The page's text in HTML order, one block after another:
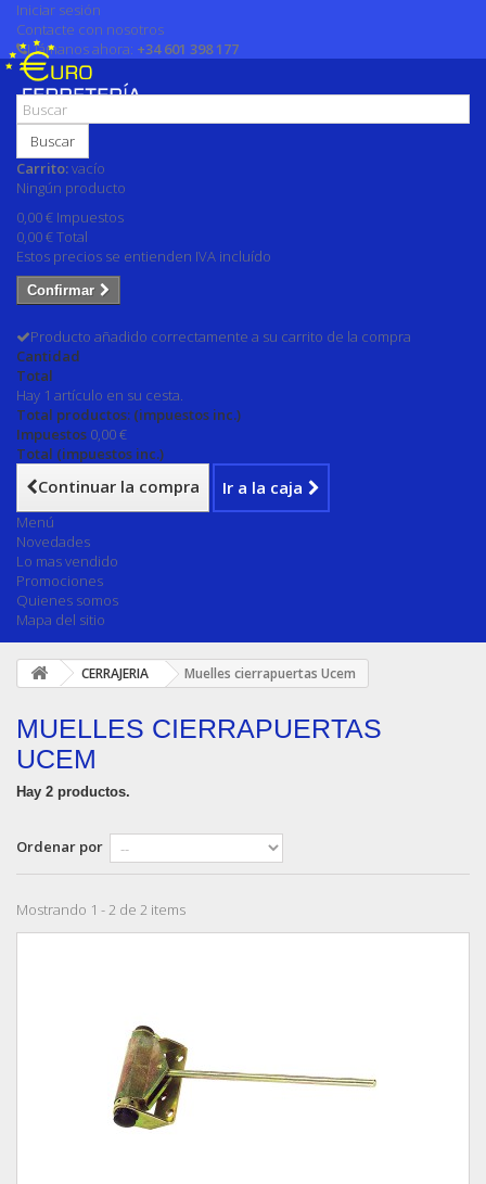
Iniciar sesión
Contacte con nosotros
Llámanos ahora: +34 601 398 177
Buscar
Carrito:vacío
Ningún producto
0,00 € Impuestos
0,00 €Total
Estos precios se entienden IVA incluído
Confirmar
Producto añadido correctamente a su carrito de la compra
Cantidad
Total
Hay 1 artículo en su cesta.
Total productos: (impuestos inc.)
Impuestos 0,00 €
Total (impuestos inc.)
Continuar la compra Ir a la caja
Menú
Novedades
Lo mas vendido
Promociones
Quienes somos
Mapa del sitio
CERRAJERIA Muelles cierrapuertas Ucem
MUELLES CIERRAPUERTAS
UCEM
Hay 2 productos.
Ordenar por
Mostrando 1 - 2 de 2 items